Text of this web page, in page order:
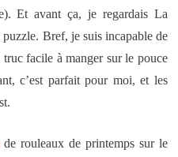
Et avant ça, je regardais La
Bref, je suis incapable de
facile à manger sur le pouce
c’est parfait pour moi, et les
de rouleaux de printemps sur le